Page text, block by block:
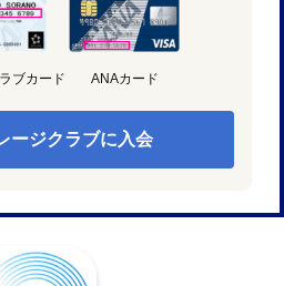
ブカード ANAカード
ージクラブに入会